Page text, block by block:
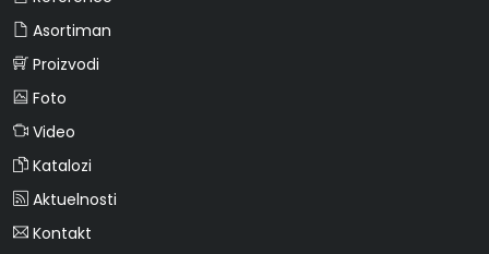
Asortiman
Proizvodi
Foto
Video
Katalozi
Aktuelnosti
Kontakt